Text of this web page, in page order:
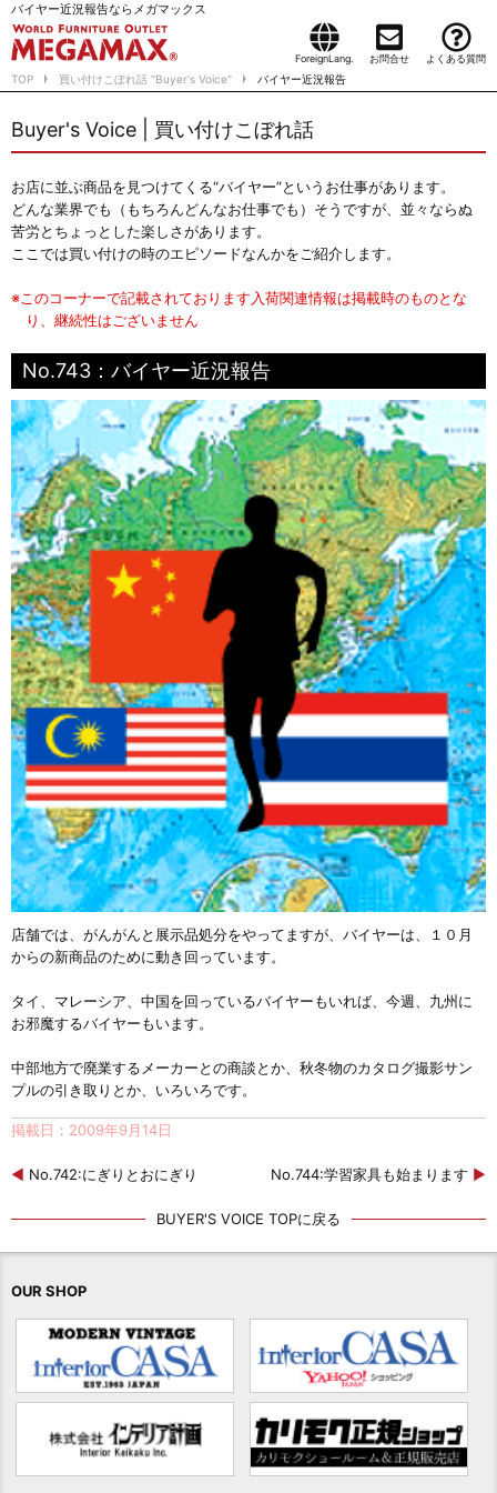
バイヤー近況報告ならメガマックス
ForeignLang. お問合せ よくある質問
TOP 買い付けこぼれ話 "Buyer's Voice" バイヤー近況報告
Buyer's Voice | 買い付けこぼれ話
お店に並ぶ商品を見つけてくる“バイヤー”というお仕事があります。
どんな業界でも（もちろんどんなお仕事でも）そうですが、並々ならぬ
苦労とちょっとした楽しさがあります。
ここでは買い付けの時のエピソードなんかをご紹介します。
※このコーナーで記載されております入荷関連情報は掲載時のものとな
り、継続性はございません
No.743：バイヤー近況報告
店舗では、がんがんと展示品処分をやってますが、バイヤーは、１０月
からの新商品のために動き回っています。
タイ、マレーシア、中国を回っているバイヤーもいれば、今週、九州に
お邪魔するバイヤーもいます。
中部地方で廃業するメーカーとの商談とか、秋冬物のカタログ撮影サン
プルの引き取りとか、いろいろです。
掲載日：2009年9月14日
◀ No.742:にぎりとおにぎり No.744:学習家具も始まります ▶
BUYER'S VOICE TOPに戻る
OUR SHOP